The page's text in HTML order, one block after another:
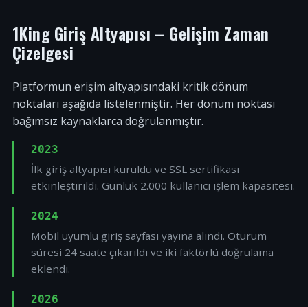
1King Giriş Altyapısı – Gelişim Zaman
Çizelgesi
Platformun erişim altyapısındaki kritik dönüm
noktaları aşağıda listelenmiştir. Her dönüm noktası
bağımsız kaynaklarca doğrulanmıştır.
2023
İlk giriş altyapısı kuruldu ve SSL sertifikası
etkinleştirildi. Günlük 2.000 kullanıcı işlem kapasitesi.
2024
Mobil uyumlu giriş sayfası yayına alındı. Oturum
süresi 24 saate çıkarıldı ve iki faktörlü doğrulama
eklendi.
2026